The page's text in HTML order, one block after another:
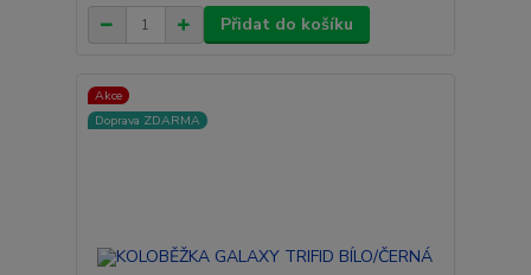
Přidat do košíku
Akce
Doprava ZDARMA